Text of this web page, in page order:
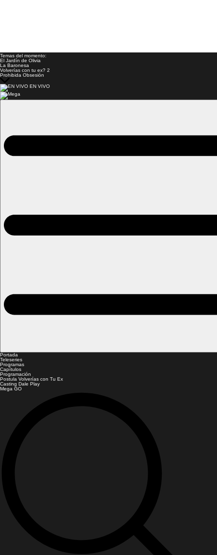
Temas del momento:
El Jardín de Olivia
La Baronesa
Volverías con tu ex? 2
Prohibida Obsesión
EN VIVO
Portada
Teleseries
Programas
Capítulos
Programación
Postula Volverías con Tu Ex
Casting Dale Play
Mega GO